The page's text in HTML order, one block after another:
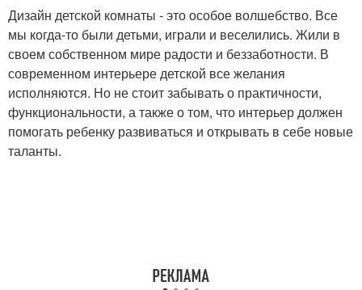
Дизайн детской комнаты - это особое волшебство. Все
мы когда-то были детьми, играли и веселились. Жили в
своем собственном мире радости и беззаботности. В
современном интерьере детской все желания
исполняются. Но не стоит забывать о практичности,
функциональности, а также о том, что интерьер должен
помогать ребенку развиваться и открывать в себе новые
таланты.